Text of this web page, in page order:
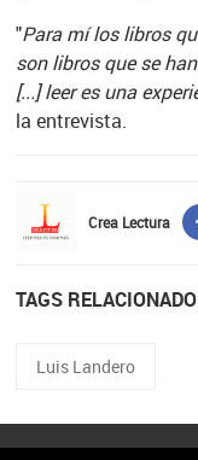
"Para mí los libros
son libros que se
[...] leer es una
la entrevista.
Crea Lectura
TAGS
Luis Landero